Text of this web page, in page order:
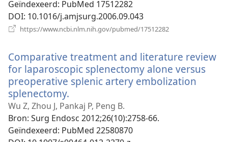
Geïndexeerd‎: PubMed 17512282
DOI‎: 10.1016/j.amjsurg.2006.09.043
https://www.ncbi.nlm.nih.gov/pubmed/17512282
Comparative treatment and literature review
for laparoscopic splenectomy alone versus
preoperative splenic artery embolization
splenectomy.
nieuw
venster)
Wu Z, Zhou J, Pankaj P, Peng B.
Bron‎: Surg Endosc 2012;26(10):2758-66.
Geïndexeerd‎: PubMed 22580870